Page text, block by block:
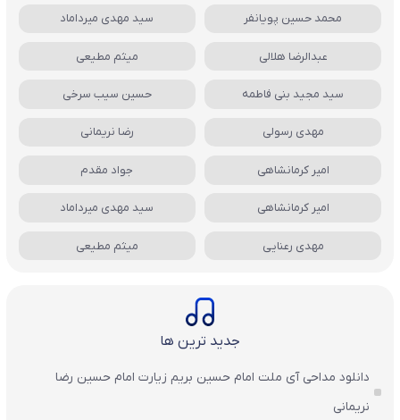
محمد حسین پویانفر سید مهدی میرداماد
عبدالرضا هلالی میثم مطیعی
سید مجید بنی فاطمه حسین سیب سرخی
مهدی رسولی رضا نریمانی
امیر کرمانشاهی جواد مقدم
امیر کرمانشاهی سید مهدی میرداماد
مهدی رعنایی میثم مطیعی
جدید ترین ها
دانلود مداحی آی ملت امام حسین بریم زیارت امام حسین رضا
نریمانی